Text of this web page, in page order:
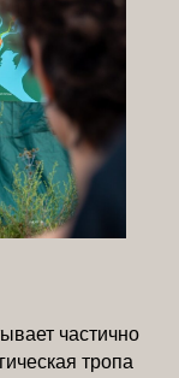
частично
тропа